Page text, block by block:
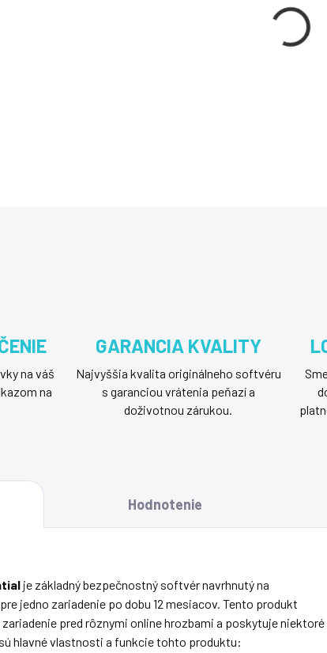
na váš
na
GARANCIA KVALITY
Najvyššia kvalita originálneho softvéru
s garanciou vrátenia peňazí a
doživotnou zárukou.
Hodnotenie
je základný bezpečnostný softvér navrhnutý na
jedno zariadenie po dobu 12 mesiacov. Tento produkt
pred rôznymi online hrozbami a poskytuje niektoré
hlavné vlastnosti a funkcie tohto produktu: